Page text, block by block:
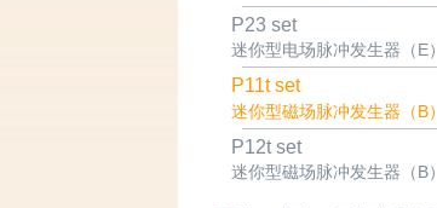
P23 set
迷你型电场脉冲发生器（E）
P11t set
迷你型磁场脉冲发生器（B）
P12t set
迷你型磁场脉冲发生器（B）